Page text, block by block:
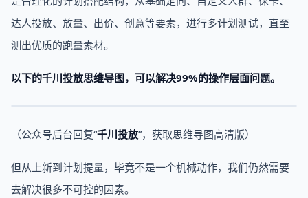
达人投放、放量、出价、创意等要素，进行多计划测试，直至
测出优质的跑量素材。
以下的千川投放思维导图，可以解决99%的操作层面问题。
（公众号后台回复“千川投放”，获取思维导图高清版）
但从上新到计划提量，毕竟不是一个机械动作，我们仍然需要
去解决很多不可控的因素。